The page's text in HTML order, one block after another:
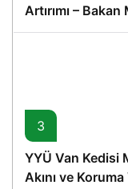
Artırımı –
3
YYÜ Van Kedisi
Akını ve